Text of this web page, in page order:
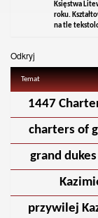
Księstwa
roku.
na tle
Odkryj
Temat
1447
charters of
grand
przywilej